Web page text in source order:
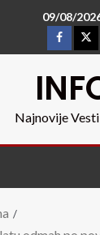
09/08/
Najnovije